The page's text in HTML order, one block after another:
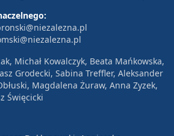
Michał Kowalczyk, Beata Mańkowska,
Grodecki, Sabina Treffler, Aleksander
Magdalena Żuraw, Anna Zyzek,
Święcicki